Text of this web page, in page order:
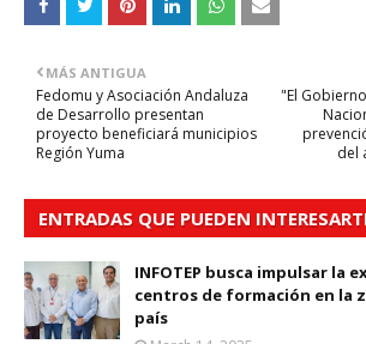
"El
del
MÁS ANTIGUA
Fedomu y Asociación Andaluza
de Desarrollo presentan
proyecto beneficiará municipios
Región Yuma
ENTRADAS QUE PUEDEN
INFOTEP busca impulsar la
centros de formación en la
país